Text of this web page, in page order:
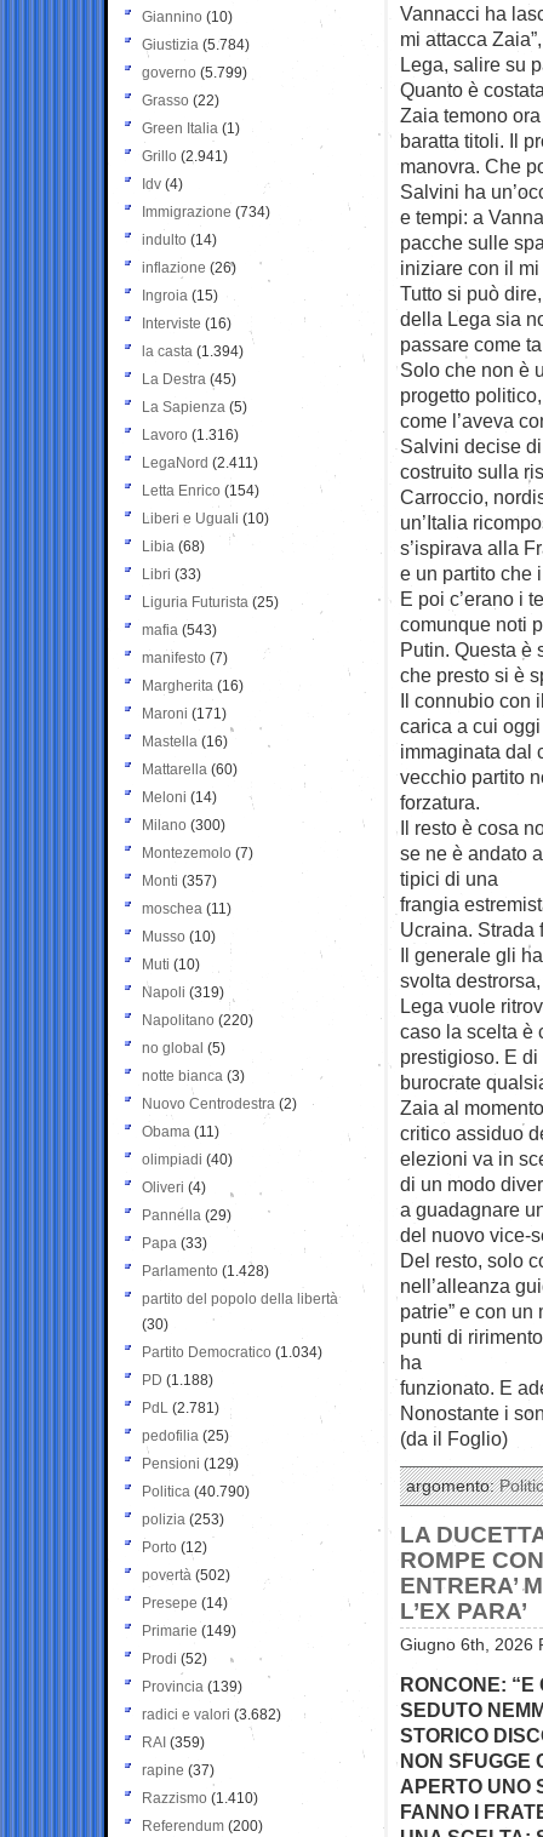
Vannacci ha
mi attacca
Lega, salire su
Quanto è
Zaia temono
baratta titoli. Il
manovra. Che
Salvini ha
e tempi: a
pacche sulle
iniziare con il
Tutto si può
della Lega sia
passare come
Solo che non è
progetto
come l’aveva
Salvini decise
costruito sulla
Carroccio,
un’Italia
s’ispirava alla
e un partito che
E poi c’erano i
comunque noti
Putin. Questa è
che presto si è
Il connubio con
carica a cui
immaginata dal
vecchio partito
forzatura.
Il resto è cosa
se ne è andato
tipici di una
frangia
Ucraina. Strada
Il generale gli
svolta
Lega vuole
caso la scelta è
prestigioso. E
burocrate
Zaia al
critico assiduo
elezioni va in
di un modo
a guadagnare
del nuovo vice-
Del resto, solo
nell’alleanza
patrie” e con
punti di
ha
funzionato. E
Nonostante i
(da il Foglio)
argomento:
LA
ROMPE
ENTRERA’
L’EX PARA’
Giugno 6th, 2026
RONCONE: “E
SEDUTO
STORICO
NON SFUGGE
APERTO UNO
FANNO I
Giannino (10)
Giustizia (5.784)
governo (5.799)
Grasso (22)
Green Italia (1)
Grillo (2.941)
Idv (4)
Immigrazione (734)
indulto (14)
inflazione (26)
Ingroia (15)
Interviste (16)
la casta (1.394)
La Destra (45)
La Sapienza (5)
Lavoro (1.316)
LegaNord (2.411)
Letta Enrico (154)
Liberi e Uguali (10)
Libia (68)
Libri (33)
Liguria Futurista (25)
mafia (543)
manifesto (7)
Margherita (16)
Maroni (171)
Mastella (16)
Mattarella (60)
Meloni (14)
Milano (300)
Montezemolo (7)
Monti (357)
moschea (11)
Musso (10)
Muti (10)
Napoli (319)
Napolitano (220)
no global (5)
notte bianca (3)
Nuovo Centrodestra (2)
Obama (11)
olimpiadi (40)
Oliveri (4)
Pannella (29)
Papa (33)
Parlamento (1.428)
partito del popolo della libertà
(30)
Partito Democratico (1.034)
PD (1.188)
PdL (2.781)
pedofilia (25)
Pensioni (129)
Politica (40.790)
polizia (253)
Porto (12)
povertà (502)
Presepe (14)
Primarie (149)
Prodi (52)
Provincia (139)
radici e valori (3.682)
RAI (359)
rapine (37)
Razzismo (1.410)
Referendum (200)